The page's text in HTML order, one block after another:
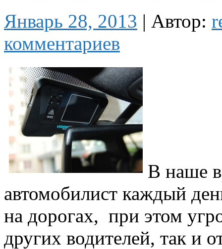
Январь 28, 2013 | Автор:
комментариев
В наше
автомобилист каждый
на дорогах, при этом
других водителей, так и